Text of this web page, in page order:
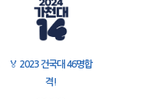
🏅 2023 건국대 46명합
격!